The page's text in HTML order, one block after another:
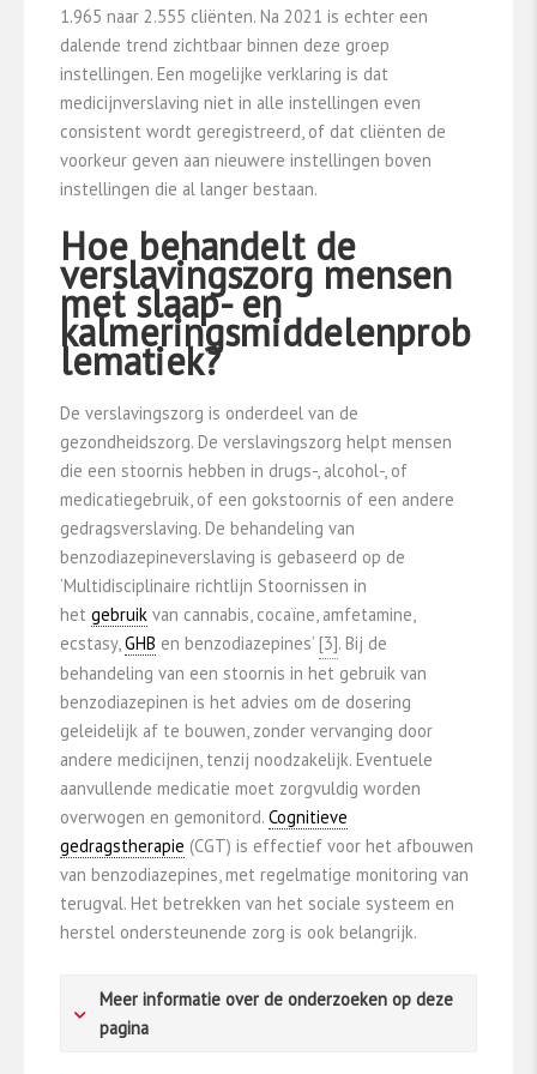
1.965 naar 2.555 cliënten. Na 2021 is echter een
dalende trend zichtbaar binnen deze groep
instellingen. Een mogelijke verklaring is dat
medicijnverslaving niet in alle instellingen even
consistent wordt geregistreerd, of dat cliënten de
voorkeur geven aan nieuwere instellingen boven
instellingen die al langer bestaan.
Hoe behandelt de
verslavingszorg mensen
met slaap- en
kalmeringsmiddelenprob
lematiek?
De verslavingszorg is onderdeel van de
gezondheidszorg. De verslavingszorg helpt mensen
die een stoornis hebben in drugs-, alcohol-, of
medicatiegebruik, of een gokstoornis of een andere
gedragsverslaving. De behandeling van
benzodiazepineverslaving is gebaseerd op de
‘Multidisciplinaire richtlijn Stoornissen in
het gebruik van cannabis, cocaïne, amfetamine,
ecstasy,GHB en benzodiazepines’ ​​ ​[3]​​. Bij de
behandeling van een stoornis in het gebruik van
benzodiazepinen is het advies om de dosering
geleidelijk af te bouwen, zonder vervanging door
andere medicijnen, tenzij noodzakelijk. Eventuele
aanvullende medicatie moet zorgvuldig worden
overwogen en gemonitord. Cognitieve
gedragstherapie (CGT) is effectief voor het afbouwen
van benzodiazepines, met regelmatige monitoring van
terugval. Het betrekken van het sociale systeem en
herstel ondersteunende zorg is ook belangrijk.
Meer informatie over de onderzoeken op deze
pagina